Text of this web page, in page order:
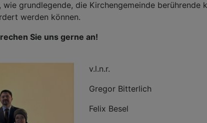
grundlegende, die Kirchengemeinde berührende
werden können.
Sie uns gerne an!
v.l.n.r.
Gregor Bitterlich
Felix Besel